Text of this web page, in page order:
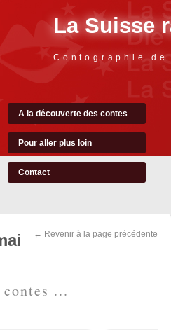
La Suisse
Contographie
A la découverte des contes
Pour aller plus loin
Contact
← Revenir à la page précédente
...